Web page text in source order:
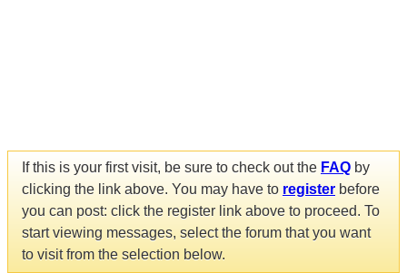
If this is your first visit, be sure to check out the FAQ by
clicking the link above. You may have to register before
you can post: click the register link above to proceed. To
start viewing messages, select the forum that you want
to visit from the selection below.